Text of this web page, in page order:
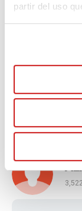
partir del uso
vuestro reto
teneís que